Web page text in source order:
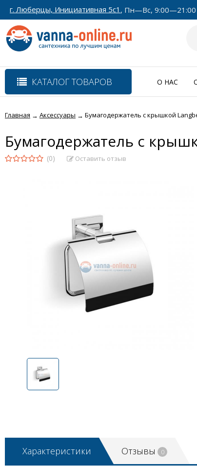
г. Люберцы, Инициативная 5с1 , Пн—Вс, 9:00—21:00
КАТАЛОГ ТОВАРОВ О НАС
Главная → Аксессуары → Бумагодержатель с крышкой
Бумагодержатель с
(0) Оставить отзыв
Характеристики Отзывы 0